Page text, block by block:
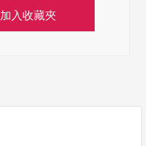
加入收藏夾